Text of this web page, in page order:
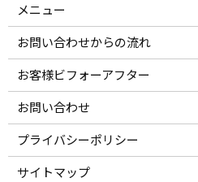
メニュー
お問い合わせからの流れ
お客様ビフォーアフター
お問い合わせ
プライバシーポリシー
サイトマップ